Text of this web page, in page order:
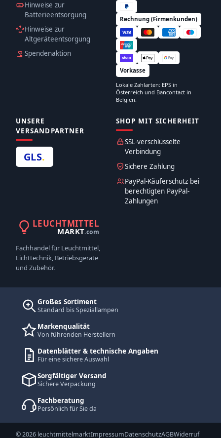
Hinweise zur
Batterieentsorgung
Hinweise zur
Altgeräteentsorgung
Spendenaktion
Rechnung (Firmenkunden)
Vorkasse
Lokale Zahlarten: EPS in
Österreich und Bancontact in
Belgien.
UNSERE
VERSANDPARTNER
GLS.
SHOP MIT SICHERHEIT
SSL-verschlüsselte
Verbindung
Sichere Zahlung
PayPal-Käuferschutz bei
berechtigten PayPal-
Zahlungen
LEUCHTMITTEL
MARKT.com
Fachhandel für Leuchtmittel,
Lichttechnik, Betriebsgeräte
und Zubehör.
Großes Sortiment
Standard bis Speziallampen
Markenqualität
Von führenden Herstellern
Datenblätter & technische Angaben
Für eine sichere Auswahl
Sorgfältiger Versand
Sichere Verpackung
Fachberatung
Persönlich für Sie da
© 2026 leuchtmittelmarktImpressumDatenschutzAGBWiderruf